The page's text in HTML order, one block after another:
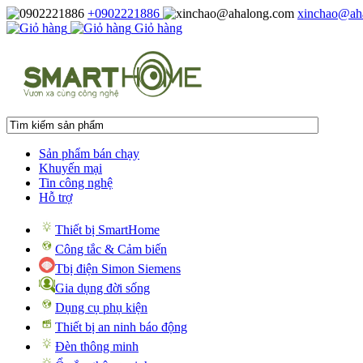
+0902221886
Giỏ hàng
Sản phẩm bán chạy
Khuyến mại
Tin công nghệ
Hỗ trợ
Thiết bị SmartHome
Công tắc & Cảm biến
Tbị điện Simon Siemens
Gia dụng đời sống
Dụng cụ phụ kiện
Thiết bị an ninh báo động
Đèn thông minh